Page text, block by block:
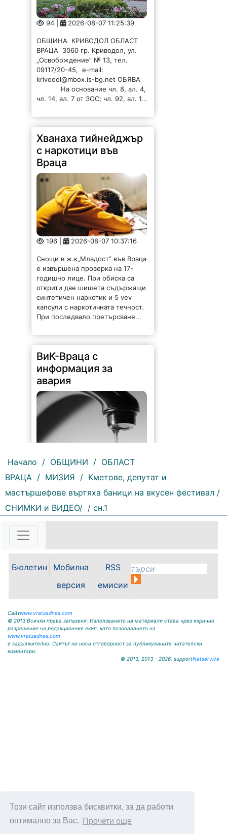
Този сайт използва бисквитки, за да работи
оптимално за Вас.
Прочети още
94 | 2026-08-07 11:25:39
ОБЩИНА КРИВОДОЛ ОБЛАСТ
ВРАЦА 3060 гр. Криводол, ул.
„Освобождение” № 13, тел.
09117/20-45, e-mail:
krivodol@mbox.is-bg.net ОБЯВА
На основание чл. 8, ал. 4,
чл. 14, ал. 7 от ЗОС; чл. 92, ал. 1...
Хванаха тийнейджър
с наркотици във
Враца
196 | 2026-08-07 10:37:16
Снощи в ж.к„Младост“ във Враца
е извършена проверка на 17-
годишно лице. При обиска са
открити две шишета съдържащи
синтетичен наркотик и 5 vev
капсули с наркотичната течност.
При последвало претърсване...
ВиК-Враца с
информация за
авария
216 | 2026-08-07 10:31:48
"Водоснабдяване и канализация“
ООД – Враца уведомява своите
възникнала аварийна ситуация е
ул."Никола Вапцаров" днес
аварията. Тел.: 092 66 11 19 Тел.:
Начало / ОБЩИНИ / ОБЛАСТ
ВРАЦА / МИЗИЯ / Кметове, депутат и
мастършефове въртяха баници на вкусен фестивал /
СНИМКИ и ВИДЕО/ / сн.1
Бюлетин
Мобилна
версия
RSS
емисии
Сайтwww.vratzadnes.com
© 2013 Всички права запазени. Използването на материали става чрез изрично
разрешение на редакционния екип, като позоваването на
www.vratzadnes.com
е задължително. Сайтът не носи отговорност за публикуваните читателски
коментари.
© 2013, 2013 - 2026, supportNetservice